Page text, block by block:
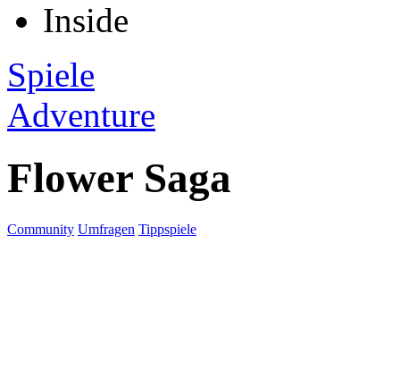
Inside
Spiele
Adventure
Flower Saga
Community Umfragen Tippspiele